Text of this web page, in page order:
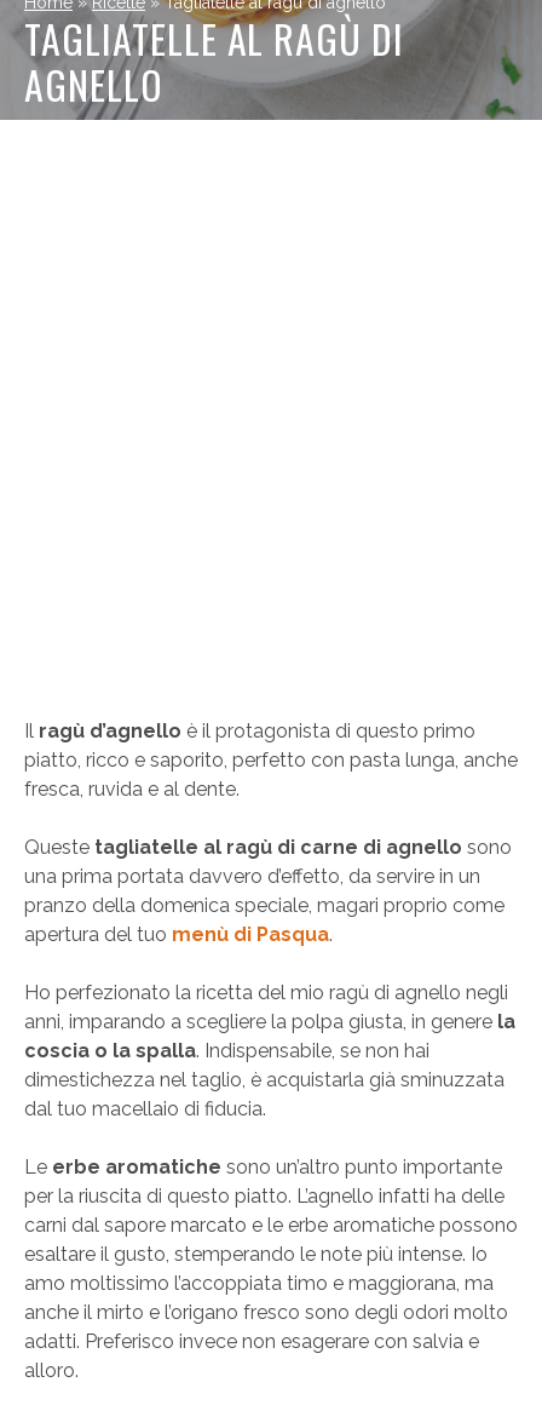
TAGLIATELLE AL RAGÙ DI
AGNELLO
Il ragù d’agnello è il protagonista di questo primo
piatto, ricco e saporito, perfetto con pasta lunga, anche
fresca, ruvida e al dente.
Queste tagliatelle al ragù di carne di agnello sono
una prima portata davvero d’effetto, da servire in un
pranzo della domenica speciale, magari proprio come
apertura del tuo menù di Pasqua.
Ho perfezionato la ricetta del mio ragù di agnello negli
anni, imparando a scegliere la polpa giusta, in genere la
coscia o la spalla. Indispensabile, se non hai
dimestichezza nel taglio, è acquistarla già sminuzzata
dal tuo macellaio di fiducia.
Le erbe aromatiche sono un’altro punto importante
per la riuscita di questo piatto. L’agnello infatti ha delle
carni dal sapore marcato e le erbe aromatiche possono
esaltare il gusto, stemperando le note più intense. Io
amo moltissimo l’accoppiata timo e maggiorana, ma
anche il mirto e l’origano fresco sono degli odori molto
adatti. Preferisco invece non esagerare con salvia e
alloro.